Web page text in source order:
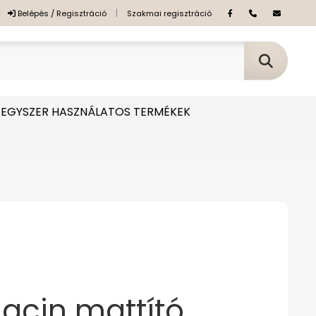
Belépés / Regisztráció | Szakmai regisztráció
EGYSZER HASZNÁLATOS TERMÉKEK